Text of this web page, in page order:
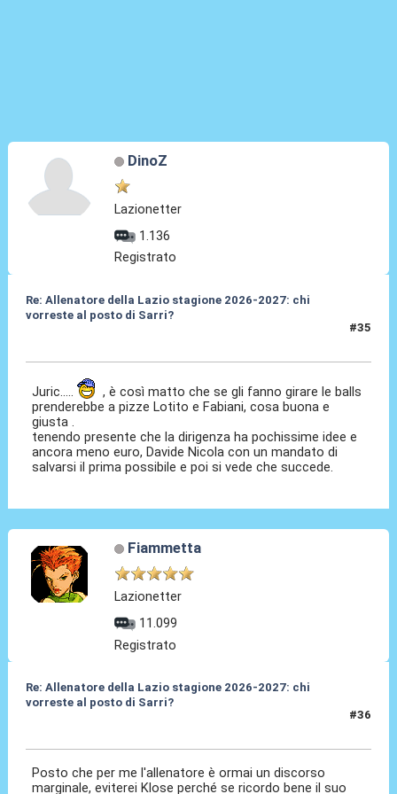
DinoZ
Lazionetter
1.136
Registrato
Re: Allenatore della Lazio stagione 2026-2027: chi
vorreste al posto di Sarri?
#35
Juric.....
, è così matto che se gli fanno girare le balls
prenderebbe a pizze Lotito e Fabiani, cosa buona e
giusta .
tenendo presente che la dirigenza ha pochissime idee e
ancora meno euro, Davide Nicola con un mandato di
salvarsi il prima possibile e poi si vede che succede.
Fiammetta
Lazionetter
11.099
Registrato
Re: Allenatore della Lazio stagione 2026-2027: chi
vorreste al posto di Sarri?
#36
Posto che per me l'allenatore è ormai un discorso
marginale, eviterei Klose perché se ricordo bene il suo